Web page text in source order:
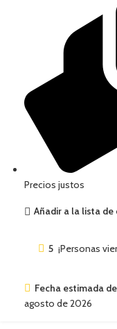
Precios justos
Añadir a la lista de
5 ¡Personas
Fecha estimada
agosto de 2026